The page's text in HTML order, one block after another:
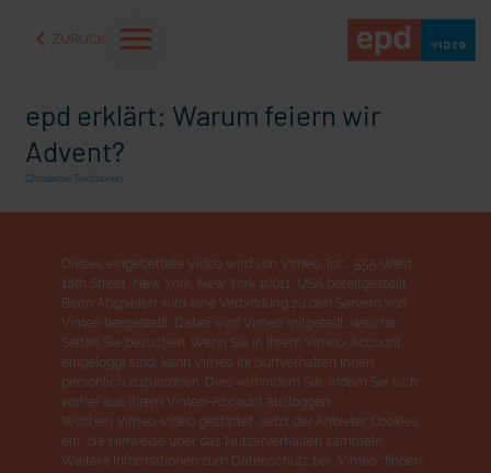
ZURÜCK
oder "Deppen der "Wir bauen Cherson wieder auf" - Optimismus in der
epd erklärt: Warum feiern wir
Advent?
Christliche Traditionen
Dieses eingebettete Video wird von Vimeo, Inc., 555 West
18th Street, New York, New York 10011, USA bereitgestellt.
Beim Abspielen wird eine Verbindung zu den Servern von
Vimeo hergestellt. Dabei wird Vimeo mitgeteilt, welche
Seiten Sie besuchen. Wenn Sie in Ihrem Vimeo-Account
eingeloggt sind, kann Vimeo Ihr Surfverhalten Ihnen
persönlich zuzuordnen. Dies verhindern Sie, indem Sie sich
vorher aus Ihrem Vimeo-Account ausloggen.
Wird ein Vimeo-Video gestartet, setzt der Anbieter Cookies
ein, die Hinweise über das Nutzerverhalten sammeln.
Weitere Informationen zum Datenschutz bei „Vimeo“ finden